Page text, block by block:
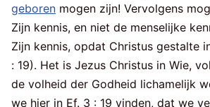
geboren mogen zijn! Vervolgens
Zijn kennis, en niet de menselijke
Zijn kennis, opdat Christus gestalte
: 19). Het is Jezus Christus in Wie,
de volheid der Godheid lichamelijk
we hier in Ef. 3 : 19 vinden, dat we